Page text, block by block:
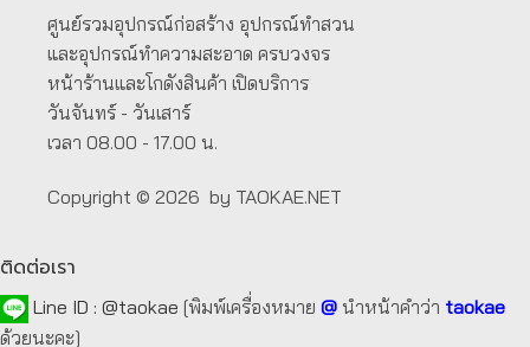
ศูนย์รวมอุปกรณ์ก่อสร้าง อุปกรณ์ทำสวน
และอุปกรณ์ทำความสะอาด ครบวงจร
หน้าร้านและโกดังสินค้า เปิดบริการ
วันจันทร์ - วันเสาร์
เวลา 08.00 - 17.00 น.
Copyright © 2026 by TAOKAE.NET
ติดต่อเรา
Line ID : @taokae [พิมพ์เครื่องหมาย @ นำหน้าคำว่า taokae
ด้วยนะคะ]